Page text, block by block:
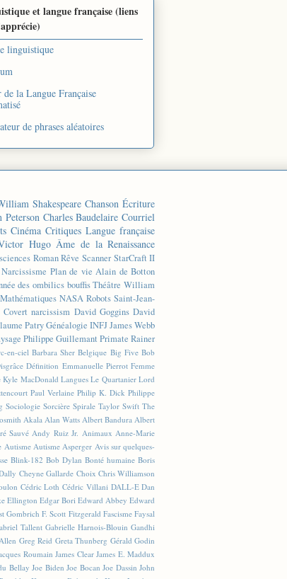
et langue française (liens
linguistique
de la Langue Française
de phrases aléatoires
Shakespeare Chanson Écriture
Peterson Charles Baudelaire Courriel
Cinéma Critiques Langue française
Hugo Âme de la Renaissance
Roman Rêve Scanner StarCraft II
Narcissisme Plan de vie Alain de Botton
des ombilics bouffis Théâtre William
Mathématiques NASA Robots Saint-Jean-
Covert narcissism David Goggins David
PatryGénéalogie INFJJames Webb
Philippe Guillemant Primate Rainer
en-ciel Barbara Sher Belgique Big Five Bob
Définition Emmanuelle Pierrot Femme
Kyle MacDonald Langues Le Quartanier Lord
Paul Verlaine Philip K. Dick Philippe
Sociologie Sorcière Spirale Taylor Swift The
Akala Alan Watts Albert Bandura Albert
Sauvé Andy Ruiz Jr. Animaux Anne-Marie
Autisme Autisme Asperger Avis sur quelques-
Blink-182 Bob Dylan Bonté humaine Boris
Cheyne Gallarde Choix Chris Williamson
Cédric Loth Cédric Villani DALL-E Dan
Ellington Edgar Bori Edward Abbey Edward
Gombrich F. Scott Fitzgerald Fascisme Faysal
Tallent Gabrielle Harnois-Blouin Gandhi
Greg Reid Greta Thunberg Gérald Godin
Roumain James Clear James E. Maddux
Bellay Joe Biden Joe Bocan Joe Dassin John